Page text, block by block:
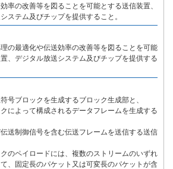
率の改善等を図ることを可能とする送信装置、
ステム及びチップを提供すること。
の最適化や伝送効率の改善等を図ることを可能
、デジタル放送システム及びチップを提供する
号ブロックを生成するブロック生成部と、
によって構成されるデータフレームを生成する
送制御信号を含む伝送フレームを送信する送信
のペイロードには、複数のストリームのいずれ
、固定長のパケット又は可変長のパケットが含